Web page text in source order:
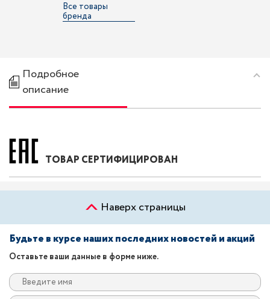
Все товары
бренда
Подробное
описание
ТОВАР СЕРТИФИЦИРОВАН
Наверх страницы
Будьте в курсе наших последних новостей и акций
Оставьте ваши данные в форме ниже.